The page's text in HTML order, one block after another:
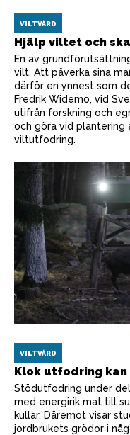
VILTVÅRD
Hjälp viltet och
En av
vilt. Att påverka sina
därför en ynnest som
Fredrik Widemo, vid
utifrån forskning och
och göra vid plantering
viltutfodring.
VILTVÅRD
Klok utfodring kan
Stödutfodring under
med energirik mat till
kullar. Däremot visar
jordbrukets grödor i